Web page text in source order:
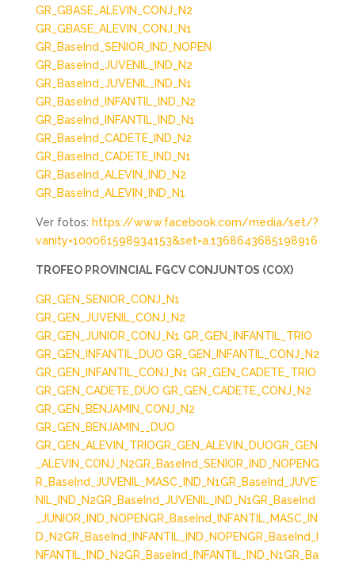
GR_GBASE_ALEVIN_CONJ_N2
GR_GBASE_ALEVIN_CONJ_N1
GR_BaseInd_SENIOR_IND_NOPEN
GR_BaseInd_JUVENIL_IND_N2
GR_BaseInd_JUVENIL_IND_N1
GR_BaseInd_INFANTIL_IND_N2
GR_BaseInd_INFANTIL_IND_N1
GR_BaseInd_CADETE_IND_N2
GR_BaseInd_CADETE_IND_N1
GR_BaseInd_ALEVIN_IND_N2
GR_BaseInd_ALEVIN_IND_N1
Ver fotos: https://www.facebook.com/media/set/?
vanity=100061598934153&set=a.1368643685198916
TROFEO PROVINCIAL FGCV CONJUNTOS (COX)
GR_GEN_SENIOR_CONJ_N1
GR_GEN_JUVENIL_CONJ_N2
GR_GEN_JUNIOR_CONJ_N1 GR_GEN_INFANTIL_TRIO
GR_GEN_INFANTIL_DUO GR_GEN_INFANTIL_CONJ_N2
GR_GEN_INFANTIL_CONJ_N1 GR_GEN_CADETE_TRIO
GR_GEN_CADETE_DUO GR_GEN_CADETE_CONJ_N2
GR_GEN_BENJAMIN_CONJ_N2
GR_GEN_BENJAMIN__DUO
GR_GEN_ALEVIN_TRIOGR_GEN_ALEVIN_DUOGR_GEN
_ALEVIN_CONJ_N2GR_BaseInd_SENIOR_IND_NOPENG
R_BaseInd_JUVENIL_MASC_IND_N1GR_BaseInd_JUVE
NIL_IND_N2GR_BaseInd_JUVENIL_IND_N1GR_BaseInd
_JUNIOR_IND_NOPENGR_BaseInd_INFANTIL_MASC_IN
D_N2GR_BaseInd_INFANTIL_IND_NOPENGR_BaseInd_I
NFANTIL_IND_N2GR_BaseInd_INFANTIL_IND_N1GR_Ba